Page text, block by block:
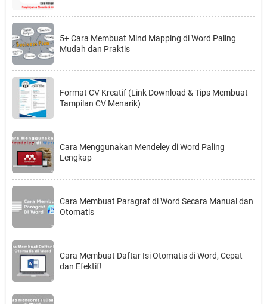
5+ Cara Membuat Mind Mapping di Word Paling
Mudah dan Praktis
Format CV Kreatif (Link Download & Tips Membuat
Tampilan CV Menarik)
Cara Menggunakan Mendeley di Word Paling
Lengkap
Cara Membuat Paragraf di Word Secara Manual dan
Otomatis
Cara Membuat Daftar Isi Otomatis di Word, Cepat
dan Efektif!